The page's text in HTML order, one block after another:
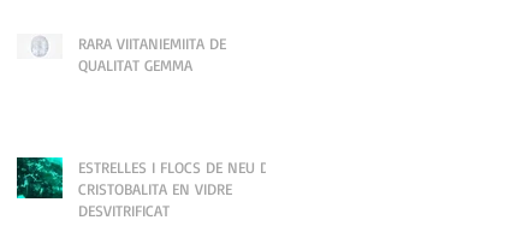
RARA VIITANIEMIITA DE
QUALITAT GEMMA
ESTRELLES I FLOCS DE NEU DE
CRISTOBALITA EN VIDRE
DESVITRIFICAT